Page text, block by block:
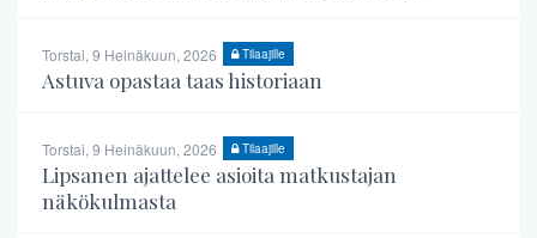
Torstai, 9 Heinäkuun, 2026 Tilaajille
Astuva opastaa taas historiaan
Torstai, 9 Heinäkuun, 2026 Tilaajille
Lipsanen ajattelee asioita matkustajan
näkökulmasta